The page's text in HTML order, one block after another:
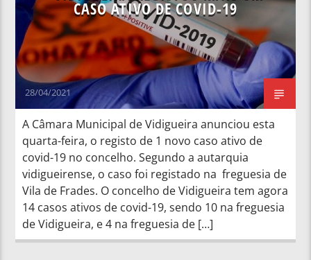
CASO ATIVO DE COVID-19
28/04/2021
A Câmara Municipal de Vidigueira anunciou esta
quarta-feira, o registo de 1 novo caso ativo de
covid-19 no concelho. Segundo a autarquia
vidigueirense, o caso foi registado na freguesia de
Vila de Frades. O concelho de Vidigueira tem agora
14 casos ativos de covid-19, sendo 10 na freguesia
de Vidigueira, e 4 na freguesia de […]